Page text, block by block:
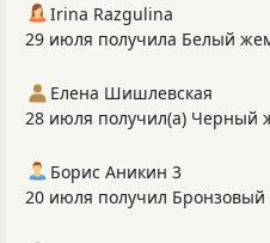
Irina Razgulina
29 июля получила Белый
Елена Шишлевская
28 июля получил(а) Черный
Борис Аникин 3
20 июля получил Бронзовый